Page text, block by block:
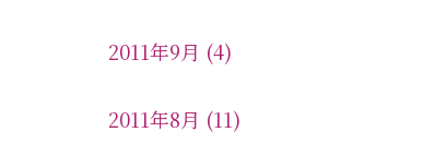
2011年9月 (4)
2011年8月 (11)